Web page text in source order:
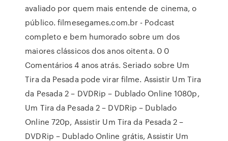
avaliado por quem mais entende de cinema, o
público. filmesegames.com.br - Podcast
completo e bem humorado sobre um dos
maiores clássicos dos anos oitenta. 0 0
Comentários 4 anos atrás. Seriado sobre Um
Tira da Pesada pode virar filme. Assistir Um Tira
da Pesada 2 – DVDRip – Dublado Online 1080p,
Um Tira da Pesada 2 – DVDRip – Dublado
Online 720p, Assistir Um Tira da Pesada 2 –
DVDRip – Dublado Online grátis, Assistir Um